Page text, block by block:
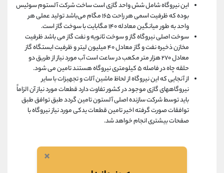
این نیروگاه شامل شش واحد گازی است ساخت شرکت آلستوم سوئیس
بوده که ظرفیت اسمی هر راحت ۱۶۵ مگام می‌باشد تولید عملی هر
واحد به طور میانگین معادله ۱۴۰ مگابایت با سوخت گاز است.
سوخت اصلی نیروگاه گاز و سوخت ثانویه و نفت گاز می باشد ظرفیت
مخازن ذخیره نفت و گاز معادل ۴۰ میلیون لیتر و ظرفیت ایستگاه گاز
معادل ۲۷۰ هزار متر مکعب در ساعت است آب مورد نیاز از طریق دو
حلقه چاه در فاصله ۵ کیلومتری نیروگاه هستند تامین می شود.
از آنجایی که این نیروگاه از لحاظ ماشین آلات و تجهیزات با سایر
نیروگاههای گازی موجود در کشور تفاوت دارد قطعات مورد نیاز آن الزاماً
باید توسط شرکت سازنده اصلی آلستون تامین گردد طبق توافق طبق
توافقات صورت گرفته اخیر تامین قطعات یدکی مورد نیاز نیروگاه با
صفحات بیشتری انجام خواهد شد.
×